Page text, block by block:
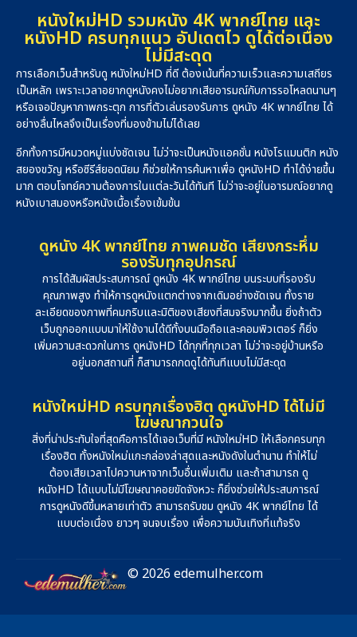
หนังใหม่HD รวมหนัง 4K พากย์ไทย และ
หนังHD ครบทุกแนว อัปเดตไว ดูได้ต่อเนื่อง
ไม่มีสะดุด
การเลือกเว็บสำหรับดู หนังใหม่HD ที่ดี ต้องเน้นที่ความเร็วและความเสถียร
เป็นหลัก เพราะเวลาอยากดูหนังคงไม่อยากเสียอารมณ์กับการรอโหลดนานๆ
หรือเจอปัญหาภาพกระตุก การที่ตัวเล่นรองรับการ ดูหนัง 4K พากย์ไทย ได้
อย่างลื่นไหลจึงเป็นเรื่องที่มองข้ามไม่ได้เลย
อีกทั้งการมีหมวดหมู่แบ่งชัดเจน ไม่ว่าจะเป็นหนังแอคชั่น หนังโรแมนติก หนัง
สยองขวัญ หรือซีรีส์ยอดนิยม ก็ช่วยให้การค้นหาเพื่อ ดูหนังHD ทำได้ง่ายขึ้น
มาก ตอบโจทย์ความต้องการในแต่ละวันได้ทันที ไม่ว่าจะอยู่ในอารมณ์อยากดู
หนังเบาสมองหรือหนังเนื้อเรื่องเข้มข้น
ดูหนัง 4K พากย์ไทย ภาพคมชัด เสียงกระหึ่ม
รองรับทุกอุปกรณ์
การได้สัมผัสประสบการณ์ ดูหนัง 4K พากย์ไทย บนระบบที่รองรับ
คุณภาพสูง ทำให้การดูหนังแตกต่างจากเดิมอย่างชัดเจน ทั้งราย
ละเอียดของภาพที่คมกริบและมิติของเสียงที่สมจริงมากขึ้น ยิ่งถ้าตัว
เว็บถูกออกแบบมาให้ใช้งานได้ดีทั้งบนมือถือและคอมพิวเตอร์ ก็ยิ่ง
เพิ่มความสะดวกในการ ดูหนังHD ได้ทุกที่ทุกเวลา ไม่ว่าจะอยู่บ้านหรือ
อยู่นอกสถานที่ ก็สามารถกดดูได้ทันทีแบบไม่มีสะดุด
หนังใหม่HD ครบทุกเรื่องฮิต ดูหนังHD ได้ไม่มี
โฆษณากวนใจ
สิ่งที่น่าประทับใจที่สุดคือการได้เจอเว็บที่มี หนังใหม่HD ให้เลือกครบทุก
เรื่องฮิต ทั้งหนังใหม่แกะกล่องล่าสุดและหนังดังในตำนาน ทำให้ไม่
ต้องเสียเวลาไปควานหาจากเว็บอื่นเพิ่มเติม และถ้าสามารถ ดู
หนังHD ได้แบบไม่มีโฆษณาคอยขัดจังหวะ ก็ยิ่งช่วยให้ประสบการณ์
การดูหนังดีขึ้นหลายเท่าตัว สามารถรับชม ดูหนัง 4K พากย์ไทย ได้
แบบต่อเนื่อง ยาวๆ จนจบเรื่อง เพื่อความบันเทิงที่แท้จริง
© 2026 edemulher.com